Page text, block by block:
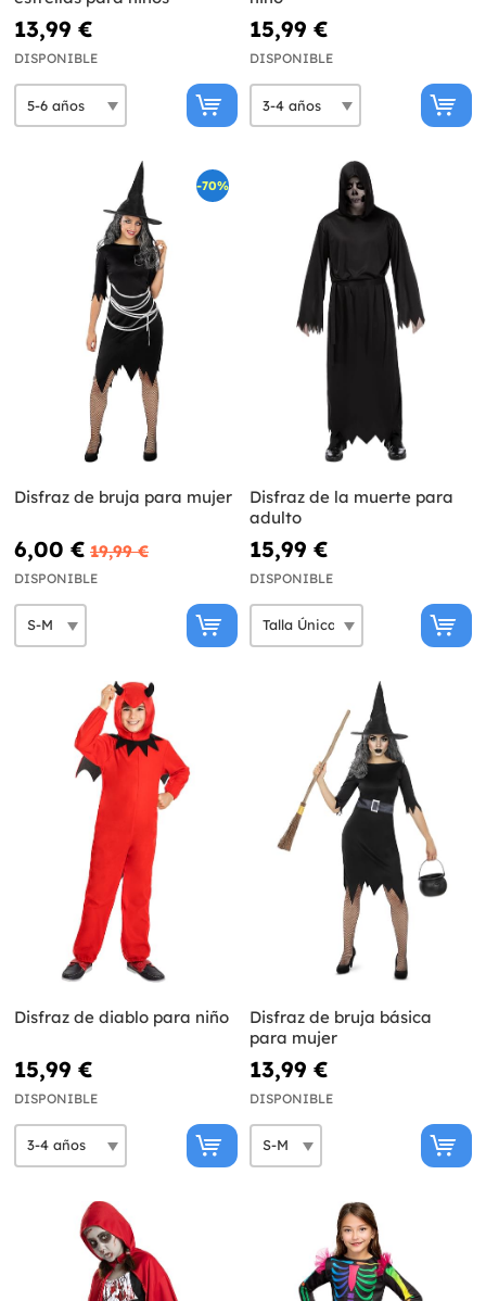
13,99 €
DISPONIBLE
15,99 €
DISPONIBLE
-70%
Disfraz de bruja para mujer
6,00 € 19,99 €
DISPONIBLE
Disfraz de la muerte para
adulto
15,99 €
DISPONIBLE
Disfraz de diablo para niño
15,99 €
DISPONIBLE
Disfraz de bruja básica
para mujer
13,99 €
DISPONIBLE